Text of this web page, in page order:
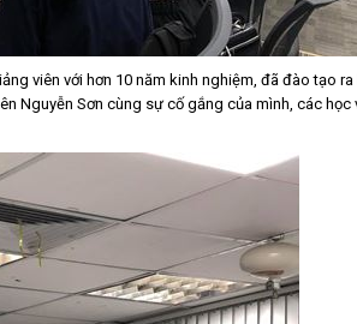
viên với hơn 10 năm kinh nghiệm, đã đào tạo
Nguyễn Sơn cùng sự cố gắng của mình, các học